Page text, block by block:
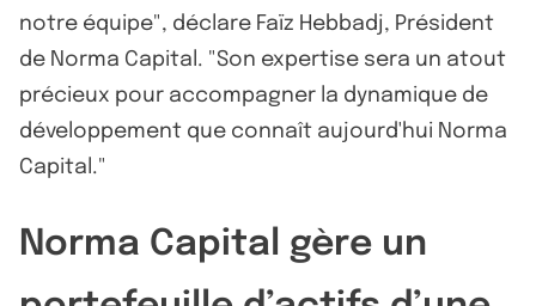
notre équipe", déclare Faïz Hebbadj, Président
de Norma Capital. "Son expertise sera un atout
précieux pour accompagner la dynamique de
développement que connaît aujourd'hui Norma
Capital."
Norma Capital gère un